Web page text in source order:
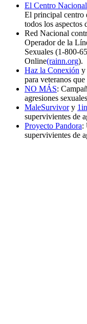
El Centro
El principal centro
todos los aspectos
Red Nacional
Operador de la
Sexuales (1-800-
Online(rainn.org).
Haz la Conexión y
para veteranos
NO MÁS:
agresiones
MaleSurvivory
supervivientes de
Proyecto Pandora:
supervivientes de